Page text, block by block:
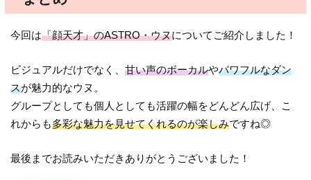
今回は「顔天才」のASTRO・ウヌについてご紹介しました！
ビジュアルだけでなく、甘い声のボーカルやパワフルなダン
スが魅力的なウヌ。
グループとしても個人としても活躍の幅をどんどん広げ、こ
れからも多彩な魅力を見せてくれるのが楽しみですね◎
最後までお読みいただきありがとうございました！